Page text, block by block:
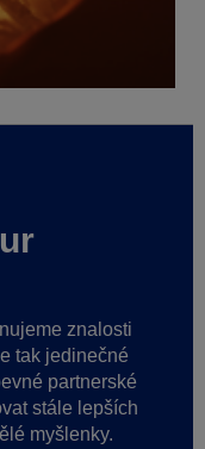
znalosti
tak jedinečné
partnerské
stále lepších
myšlenky.